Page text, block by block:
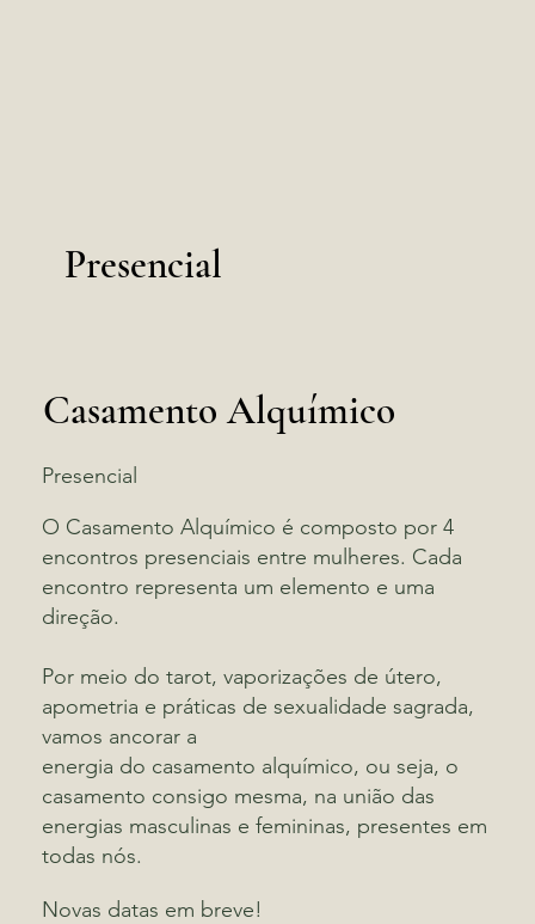
Presencial
Presencial
O Casamento Alquímico é composto por 4
encontros presenciais entre mulheres. Cada
encontro representa um elemento e uma
direção.
Por meio do tarot, vaporizações de útero,
apometria e práticas de sexualidade sagrada,
vamos ancorar a
energia do casamento alquímico, ou seja, o
casamento consigo mesma, na união das
energias masculinas e femininas, presentes em
todas nós.
Novas datas em breve!
Casamento Alquímico